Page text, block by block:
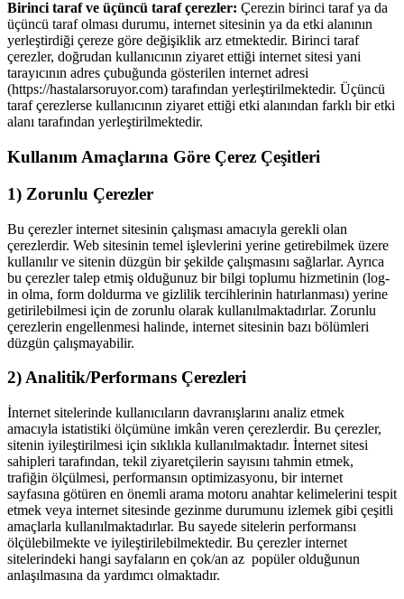
Birinci taraf ve üçüncü taraf çerezler: Çerezin birinci taraf ya da
üçüncü taraf olması durumu, internet sitesinin ya da etki alanının
yerleştirdiği çereze göre değişiklik arz etmektedir. Birinci taraf
çerezler, doğrudan kullanıcının ziyaret ettiği internet sitesi yani
tarayıcının adres çubuğunda gösterilen internet adresi
(https://hastalarsoruyor.com) tarafından yerleştirilmektedir. Üçüncü
taraf çerezlerse kullanıcının ziyaret ettiği etki alanından farklı bir etki
alanı tarafından yerleştirilmektedir.
Kullanım Amaçlarına Göre Çerez Çeşitleri
1) Zorunlu Çerezler
Bu çerezler internet sitesinin çalışması amacıyla gerekli olan
çerezlerdir. Web sitesinin temel işlevlerini yerine getirebilmek üzere
kullanılır ve sitenin düzgün bir şekilde çalışmasını sağlarlar. Ayrıca
bu çerezler talep etmiş olduğunuz bir bilgi toplumu hizmetinin (log-
in olma, form doldurma ve gizlilik tercihlerinin hatırlanması) yerine
getirilebilmesi için de zorunlu olarak kullanılmaktadırlar. Zorunlu
çerezlerin engellenmesi halinde, internet sitesinin bazı bölümleri
düzgün çalışmayabilir.
2) Analitik/Performans Çerezleri
İnternet sitelerinde kullanıcıların davranışlarını analiz etmek
amacıyla istatistiki ölçümüne imkân veren çerezlerdir. Bu çerezler,
sitenin iyileştirilmesi için sıklıkla kullanılmaktadır. İnternet sitesi
sahipleri tarafından, tekil ziyaretçilerin sayısını tahmin etmek,
trafiğin ölçülmesi, performansın optimizasyonu, bir internet
sayfasına götüren en önemli arama motoru anahtar kelimelerini tespit
etmek veya internet sitesinde gezinme durumunu izlemek gibi çeşitli
amaçlarla kullanılmaktadırlar. Bu sayede sitelerin performansı
ölçülebilmekte ve iyileştirilebilmektedir. Bu çerezler internet
sitelerindeki hangi sayfaların en çok/an az popüler olduğunun
anlaşılmasına da yardımcı olmaktadır.